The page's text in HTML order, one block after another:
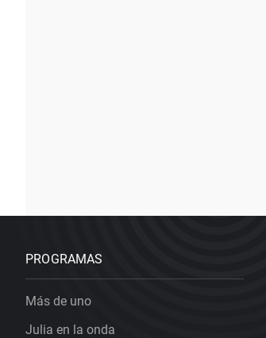
PROGRAMAS
Más de uno
Julia en la onda